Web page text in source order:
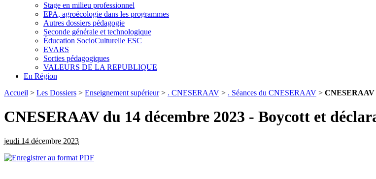
Stage en milieu professionnel
EPA, agroécologie dans les programmes
Autres dossiers pédagogie
Seconde générale et technologique
Éducation SocioCulturelle ESC
EVARS
Sorties pédagogiques
VALEURS DE LA REPUBLIQUE
En Région
Accueil > Les Dossiers > Enseignement supérieur> . CNESERAAV > . Séances du CNESERAAV > CNESERAAV
CNESERAAV du 14 décembre 2023 - Boycott et
jeudi 14 décembre 2023